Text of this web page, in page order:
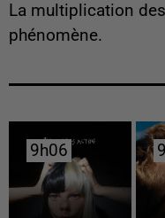
La multiplication
phénomène.
9h06
9h06